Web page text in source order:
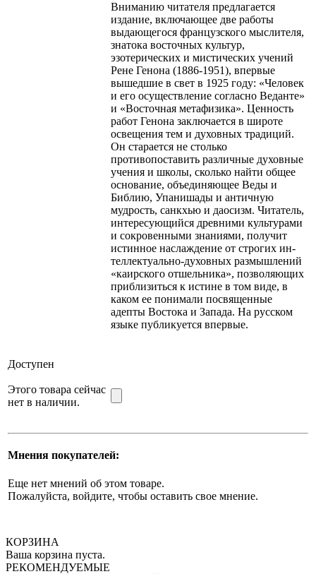
Вниманию читателя предлагается
издание, включающее две работы
выдающегося французского мыслителя,
знатока восточных культур,
эзотерических и мистических учений
Рене Генона (1886-1951), впервые
вышедшие в свет в 1925 году: «Человек
и его осуществление согласно Веданте»
и «Восточная метафизика». Ценность
работ Генона заключается в широте
освещения тем и духовных традиций.
Он старается не столько
противопоставить различные духовные
учения и школы, сколько найти общее
основание, объединяющее Веды и
Библию, Упанишады и античную
мудрость, санкхью и даосизм. Читатель,
интересующийся древними культурами
и сокровенными знаниями, получит
истинное наслаждение от строгих ин-
теллектуально-духовных размышлений
«каирского отшельника», позволяющих
приблизиться к истине в том виде, в
каком ее понимали посвященные
адепты Востока и Запада. На русском
языке публикуется впервые.
Доступен
Этого товара сейчас
нет в наличии.
Мнения покупателей:
Еще нет мнений об этом товаре.
Пожалуйста, войдите, чтобы оставить свое мнение.
КОРЗИНА
Ваша корзина пуста.
РЕКОМЕНДУЕМЫЕ